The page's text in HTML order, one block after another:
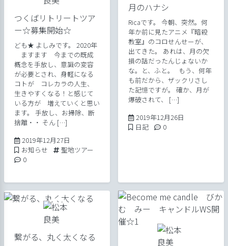
つくばリトリートツア
ー☆募集開始☆
ども★ よしみです。 2020年
ますます 今までの既成
概念を手放し、意識の変容
が必要とされ、身軽になる
コトが コレカラの人生、
生きやすくなる！と感じて
いる方が 増えていくと思い
ます。 手放し、お掃除、断
捨離・・ そん […]
2019年12月27日
Posted in
お知らせ Tags:
聖地ツアー
Comments:
0
月のハナシ
Ricaです。 今朝、突然。何
年か前に見たアニメ『暗殺
教室』のコロせんせーが、
出てきた。 あれは、月の欠
損の話だったんじょないか
な。と、ふと。 もう、何年
も前だから、ザックリさし
た記憶ですが。 確か、月が
爆破されて、 […]
2019年12月26日
Posted in
日記 Comments:
0
繋がる、丸く太くなる